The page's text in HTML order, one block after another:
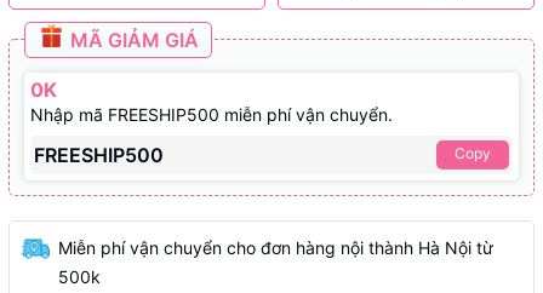
MÃ GIẢM GIÁ
0K
Nhập mã FREESHIP500 miễn phí vận chuyển.
FREESHIP500 Copy
Miễn phí vận chuyển cho đơn hàng nội thành Hà Nội từ
500k